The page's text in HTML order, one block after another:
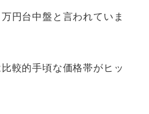
円台中盤と言われていま
較的手頃な価格帯がヒッ